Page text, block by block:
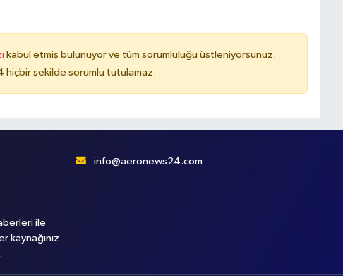
kabul etmiş bulunuyor ve tüm sorumluluğu üstleniyorsunuz.
hiçbir şekilde sorumlu tutulamaz.
ile
kaynağınız
info@aeronews24.com